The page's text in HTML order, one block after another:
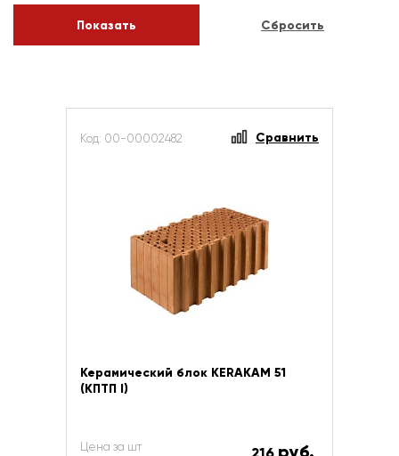
Код: 00-00002482 Сравнить
Керамический блок KERAKAM 51
(КПТП I)
Цена за шт руб.